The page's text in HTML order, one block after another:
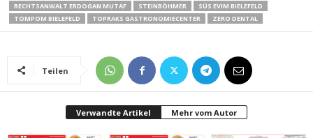
RECHTSANWALT ERDOGAN MUTAF
STEINBÖHMER
SÜS EVIM BIELEFELD
TOMPOM BIELEFELD
TOPRAKS GASTRONOMIECENTER ZERO DENTAL
Teilen
Verwandte Artikel Mehr vom Autor